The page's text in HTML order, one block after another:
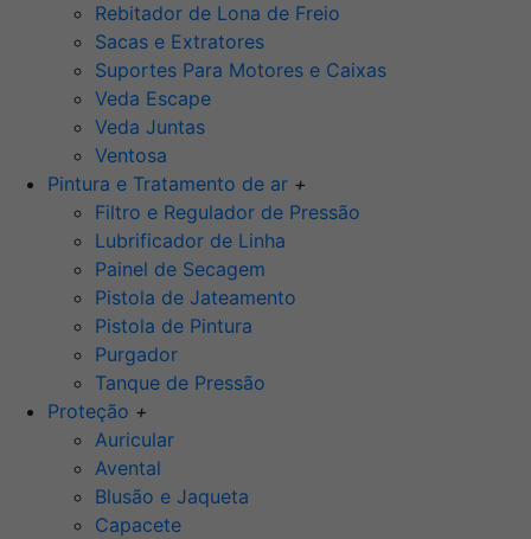
Rebitador de Lona de Freio
Sacas e Extratores
Suportes Para Motores e Caixas
Veda Escape
Veda Juntas
Ventosa
Pintura e Tratamento de ar +
Filtro e Regulador de Pressão
Lubrificador de Linha
Painel de Secagem
Pistola de Jateamento
Pistola de Pintura
Purgador
Tanque de Pressão
Proteção +
Auricular
Avental
Blusão e Jaqueta
Capacete